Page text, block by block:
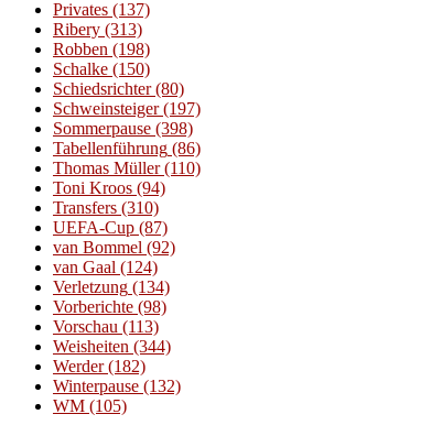
Privates (137)
Ribery (313)
Robben (198)
Schalke (150)
Schiedsrichter(80)
Schweinsteiger(197)
Sommerpause (398)
Tabellenführung (86)
Thomas Müller(110)
Toni Kroos (94)
Transfers (310)
UEFA-Cup (87)
van Bommel (92)
van Gaal (124)
Verletzung (134)
Vorberichte (98)
Vorschau (113)
Weisheiten (344)
Werder(182)
Winterpause (132)
WM (105)